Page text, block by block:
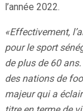
l’année 2022.
«Effectivement,
pour le sport
de plus de 60
des nations de
majeur qui a